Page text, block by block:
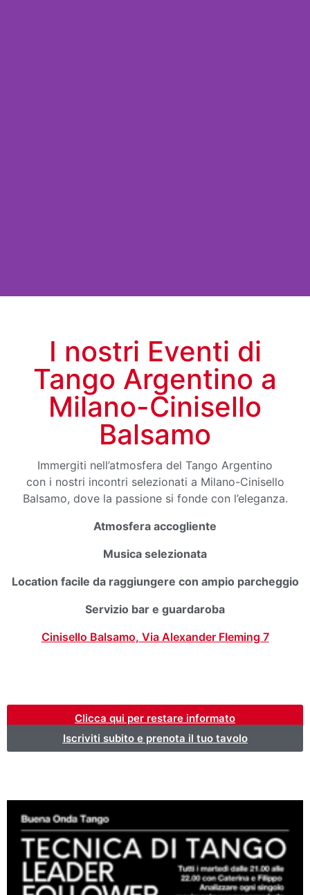
I nostri Eventi di
Tango Argentino a
Milano-Cinisello
Balsamo
Immergiti nell’atmosfera del Tango Argentino
con i nostri incontri selezionati a Milano-Cinisello
Balsamo, dove la passione si fonde con l’eleganza.
Atmosfera accogliente
Musica selezionata
Location facile da raggiungere con ampio parcheggio
Servizio bar e guardaroba
Cinisello Balsamo, Via Alexander Fleming 7
Clicca qui per restare informato
Iscriviti subito e prenota il tuo tavolo